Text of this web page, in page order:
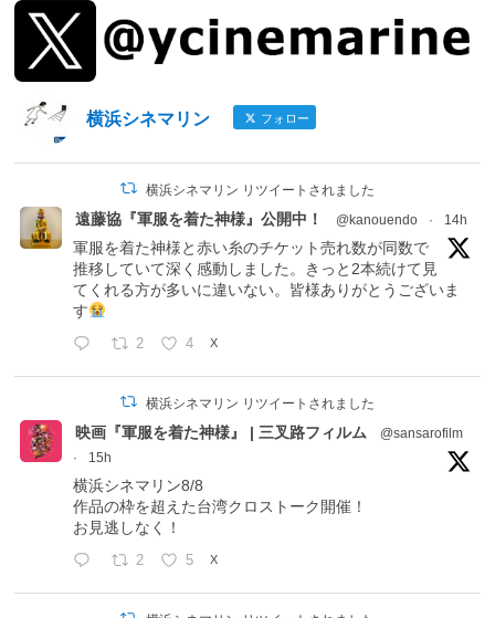
横浜シネマリン フォロー
横浜シネマリン リツイートされました
遠藤協『軍服を着た神様』公開中！ @kanouendo · 14h
軍服を着た神様と赤い糸のチケット売れ数が同数で
推移していて深く感動しました。きっと2本続けて見
てくれる方が多いに違いない。皆様ありがとうございま
す
2 4 X
横浜シネマリン リツイートされました
映画『軍服を着た神様』 | 三叉路フィルム
@sansarofilm
·
15h
横浜シネマリン8/8
作品の枠を超えた台湾クロストーク開催！
お見逃しなく！
2 5 X